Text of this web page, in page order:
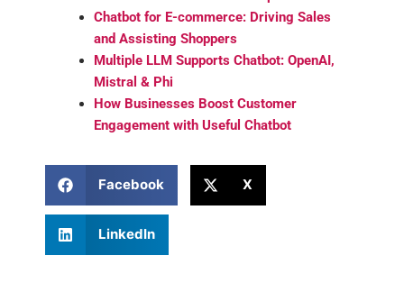
Chatbot for E-commerce: Driving Sales
and Assisting Shoppers
Multiple LLM Supports Chatbot: OpenAI,
Mistral & Phi
How Businesses Boost Customer
Engagement with Useful Chatbot
Facebook X
LinkedIn